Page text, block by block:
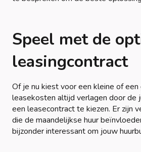
Speel met de
leasingcontract
Of je nu kiest voor een kleine of
leasekosten altijd verlagen door de
een leasecontract te kiezen. Er zijn
die de maandelijkse huur
bijzonder interessant om jouw